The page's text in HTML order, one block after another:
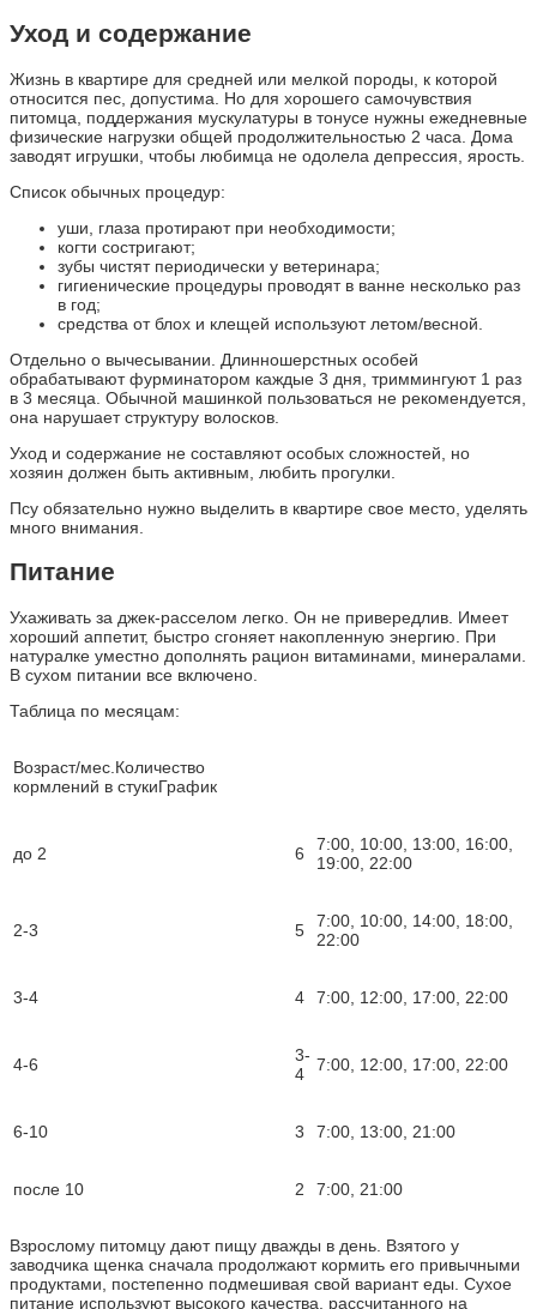
Уход и содержание
Жизнь в квартире для средней или мелкой породы, к которой
относится пес, допустима. Но для хорошего самочувствия
питомца, поддержания мускулатуры в тонусе нужны ежедневные
физические нагрузки общей продолжительностью 2 часа. Дома
заводят игрушки, чтобы любимца не одолела депрессия, ярость.
Список обычных процедур:
уши, глаза протирают при необходимости;
когти состригают;
зубы чистят периодически у ветеринара;
гигиенические процедуры проводят в ванне несколько раз
в год;
средства от блох и клещей используют летом/весной.
Отдельно о вычесывании. Длинношерстных особей
обрабатывают фурминатором каждые 3 дня, триммингуют 1 раз
в 3 месяца. Обычной машинкой пользоваться не рекомендуется,
она нарушает структуру волосков.
Уход и содержание не составляют особых сложностей, но
хозяин должен быть активным, любить прогулки.
Псу обязательно нужно выделить в квартире свое место, уделять
много внимания.
Питание
Ухаживать за джек-расселом легко. Он не привередлив. Имеет
хороший аппетит, быстро сгоняет накопленную энергию. При
натуралке уместно дополнять рацион витаминами, минералами.
В сухом питании все включено.
Таблица по месяцам:
Возраст/мес.Количество
кормлений в стукиГрафик
до 2 6
7:00, 10:00, 13:00, 16:00,
19:00, 22:00
2-3 5
7:00, 10:00, 14:00, 18:00,
22:00
3-4 4 7:00, 12:00, 17:00, 22:00
4-6
3-
4
7:00, 12:00, 17:00, 22:00
6-10 3 7:00, 13:00, 21:00
после 10 2 7:00, 21:00
Взрослому питомцу дают пищу дважды в день. Взятого у
заводчика щенка сначала продолжают кормить его привычными
продуктами, постепенно подмешивая свой вариант еды. Сухое
питание используют высокого качества, рассчитанного на